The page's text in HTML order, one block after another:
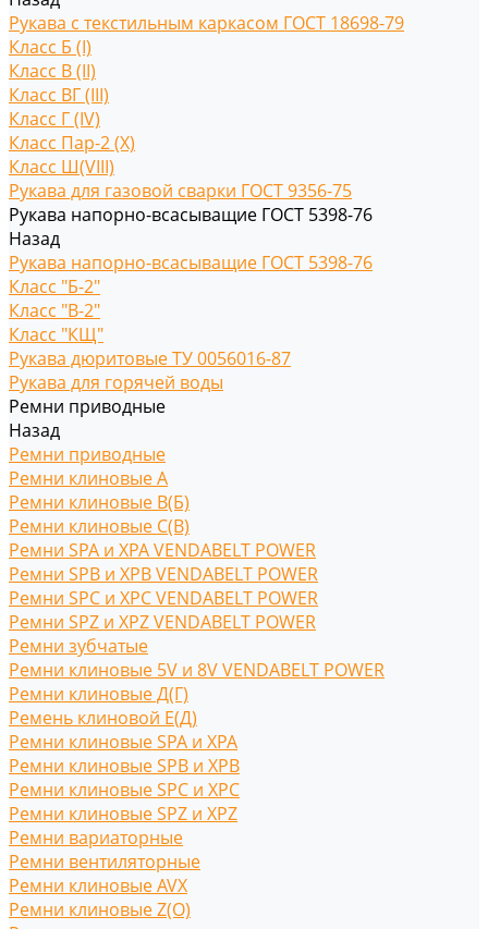
Рукава с текстильным каркасом ГОСТ 18698-79
Класс Б (I)
Класс В (II)
Класс ВГ (III)
Класс Г (IV)
Класс Пар-2 (X)
Класс Ш(VIII)
Рукава для газовой сварки ГОСТ 9356-75
Рукава напорно-всасыващие ГОСТ 5398-76
Назад
Рукава напорно-всасыващие ГОСТ 5398-76
Класс "Б-2"
Класс "В-2"
Класс "КЩ"
Рукава дюритовые ТУ 0056016-87
Рукава для горячей воды
Ремни приводные
Назад
Ремни приводные
Ремни клиновые A
Ремни клиновые В(Б)
Ремни клиновые С(B)
Ремни SPA и XPA VENDABELT POWER
Ремни SPB и XPB VENDABELT POWER
Ремни SPC и XPC VENDABELT POWER
Ремни SPZ и XPZ VENDABELT POWER
Ремни зубчатые
Ремни клиновые 5V и 8V VENDABELT POWER
Ремни клиновые Д(Г)
Ремень клиновой Е(Д)
Ремни клиновые SPA и XPA
Ремни клиновые SPB и XPB
Ремни клиновые SPC и XPC
Ремни клиновые SPZ и XPZ
Ремни вариаторные
Ремни вентиляторные
Ремни клиновые AVX
Ремни клиновые Z(O)